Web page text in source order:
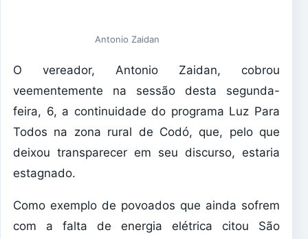
Antonio Zaidan
O vereador, Antonio Zaidan, cobrou
veementemente na sessão desta segunda-
feira, 6, a continuidade do programa Luz Para
Todos na zona rural de Codó, que, pelo que
deixou transparecer em seu discurso, estaria
estagnado.
Como exemplo de povoados que ainda sofrem
com a falta de energia elétrica citou São